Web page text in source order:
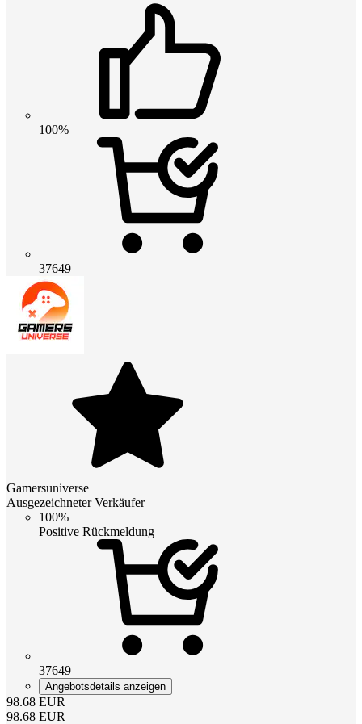
100%
37649
Gamersuniverse
Ausgezeichneter Verkäufer
100%
Positive Rückmeldung
37649
Angebotsdetails anzeigen
98.68 EUR
98.68 EUR